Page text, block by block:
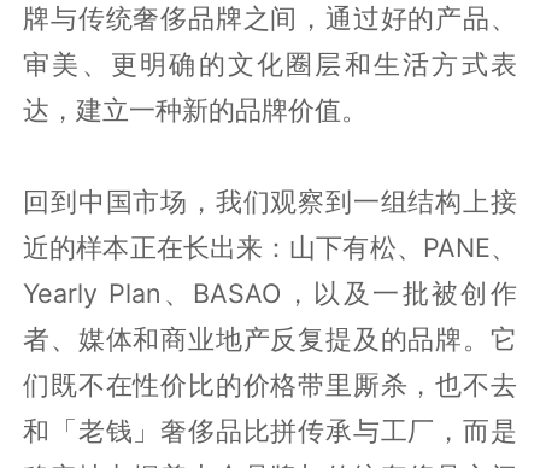
牌与传统奢侈品牌之间，通过好的产品、
审美、更明确的文化圈层和生活方式表
达，建立一种新的品牌价值。
回到中国市场，我们观察到一组结构上接
近的样本正在长出来：山下有松、PANE、
Yearly Plan、BASAO，以及一批被创作
者、媒体和商业地产反复提及的品牌。它
们既不在性价比的价格带里厮杀，也不去
和「老钱」奢侈品比拼传承与工厂，而是